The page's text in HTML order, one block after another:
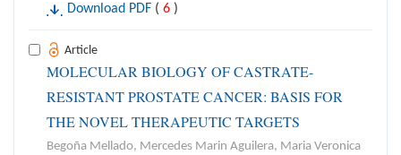
Download PDF ( 6 )
Article
MOLECULAR BIOLOGY OF CASTRATE-
RESISTANT PROSTATE CANCER: BASIS FOR
THE NOVEL THERAPEUTIC TARGETS
Begoña Mellado, Mercedes Marin Aguilera, Maria Veronica